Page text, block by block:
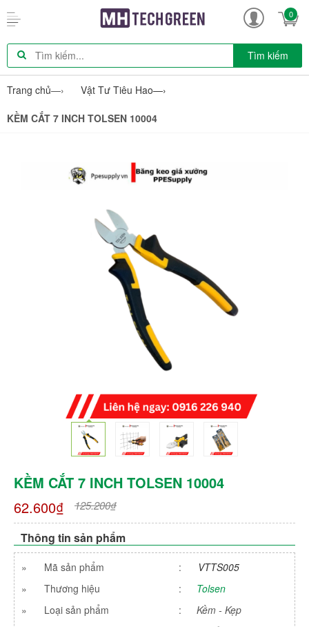
0
Tìm kiếm
Trang chủ—› Vật Tư Tiêu Hao—›
KỀM CẮT 7 INCH TOLSEN 10004
KỀM CẮT 7 INCH TOLSEN 10004
62.600₫
125.200₫
Thông tin sản phẩm
» Mã sản phẩm :
VTTS005
»
Thương hiệu :
Tolsen
»
Loại sản phẩm :
Kềm - Kẹp